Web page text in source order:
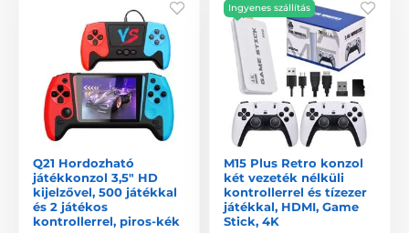
Q21 Hordozható
játékkonzol 3,5" HD
kijelzővel, 500 játékkal
és 2 játékos
kontrollerrel, piros-kék
Ingyenes szállítás
M15 Plus Retro konzol
két vezeték nélküli
kontrollerrel és tízezer
játékkal, HDMI, Game
Stick, 4K